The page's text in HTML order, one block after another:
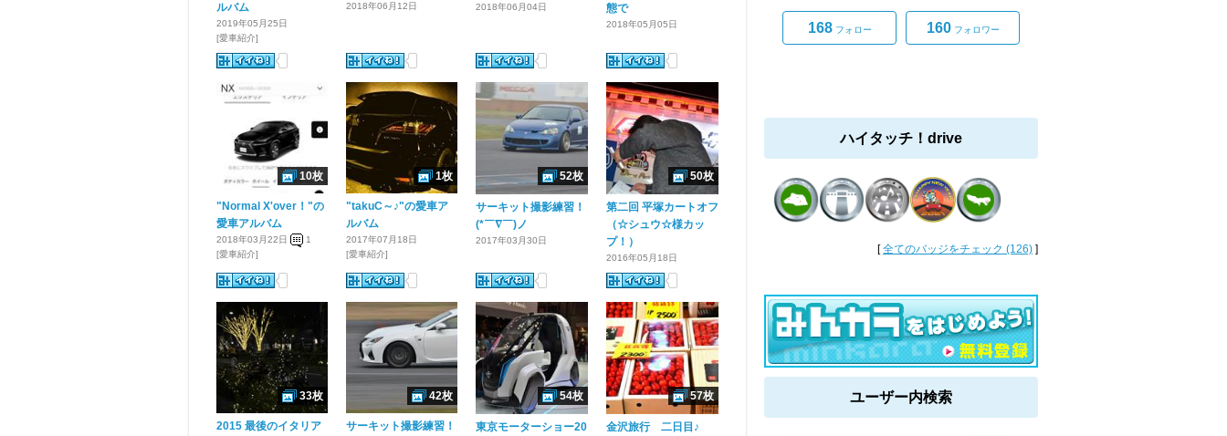
ルバム
2019年05月25日
[愛車紹介]
2018年06月12日 2018年06月04日
態で
2018年05月05日
"Normal X'over！"の
愛車アルバム
10枚
2018年03月22日
1
[愛車紹介]
"takuC～♪"の愛車ア
ルバム
1枚
2017年07月18日
[愛車紹介]
サーキット撮影練習！
(*￣∇￣)ノ
52枚
2017年03月30日
第二回 平塚カートオフ
（☆シュウ☆様カッ
プ！）
50枚
2016年05月18日
2015 最後のイタリア
33枚
サーキット撮影練習！
42枚
東京モーターショー20
54枚
金沢旅行 二日目♪
57枚
168フォロー 160フォロワー
ハイタッチ！drive
[全てのバッジをチェック (126) ]
ユーザー内検索